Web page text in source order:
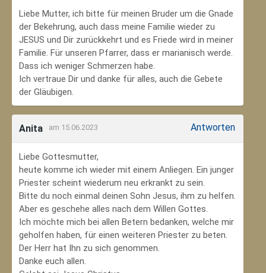
Liebe Mutter, ich bitte für meinen Bruder um die Gnade
der Bekehrung, auch dass meine Familie wieder zu
JESUS und Dir zurückkehrt und es Friede wird in meiner
Familie. Für unseren Pfarrer, dass er marianisch werde.
Dass ich weniger Schmerzen habe.
Ich vertraue Dir und danke für alles, auch die Gebete
der Gläubigen.
Anita am 15.06.2023 Antworten
Liebe Gottesmutter,
heute komme ich wieder mit einem Anliegen. Ein junger
Priester scheint wiederum neu erkrankt zu sein.
Bitte du noch einmal deinen Sohn Jesus, ihm zu helfen.
Aber es geschehe alles nach dem Willen Gottes.
Ich möchte mich bei allen Betern bedanken, welche mir
geholfen haben, für einen weiteren Priester zu beten.
Der Herr hat Ihn zu sich genommen.
Danke euch allen.